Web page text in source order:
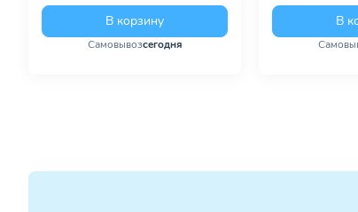
В корзину
Самовывозсегодня
В